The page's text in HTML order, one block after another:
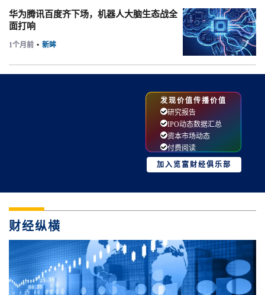
华为腾讯百度齐下场，机器人大脑生态战全
面打响
1个月前 • 新眸
发现价值传播价值
研究报告
IPO动态数据汇总
资本市场动态
付费阅读
加入览富财经俱乐部
财经纵横